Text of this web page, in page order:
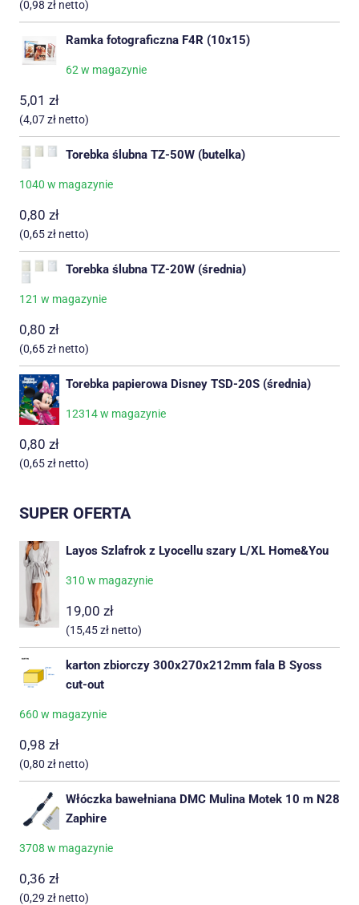
(0,98 zł netto)
Ramka fotograficzna F4R (10x15)
62 w magazynie
5,01 zł
(4,07zł netto)
Torebka ślubna TZ-50W (butelka)
1040 w magazynie
0,80 zł
(0,65zł netto)
Torebka ślubna TZ-20W (średnia)
121 w magazynie
0,80 zł
(0,65zł netto)
Torebka papierowa Disney TSD-20S (średnia)
12314 w magazynie
0,80 zł
(0,65zł netto)
SUPER OFERTA
Layos Szlafrok z Lyocellu szary L/XL Home&You
310 w magazynie
19,00 zł
(15,45zł netto)
karton zbiorczy 300x270x212mm fala B Syoss
cut-out
660 w magazynie
0,98 zł
(0,80 zł netto)
Włóczka bawełniana DMC Mulina Motek 10 m N28
Zaphire
3708 w magazynie
0,36 zł
(0,29 zł netto)